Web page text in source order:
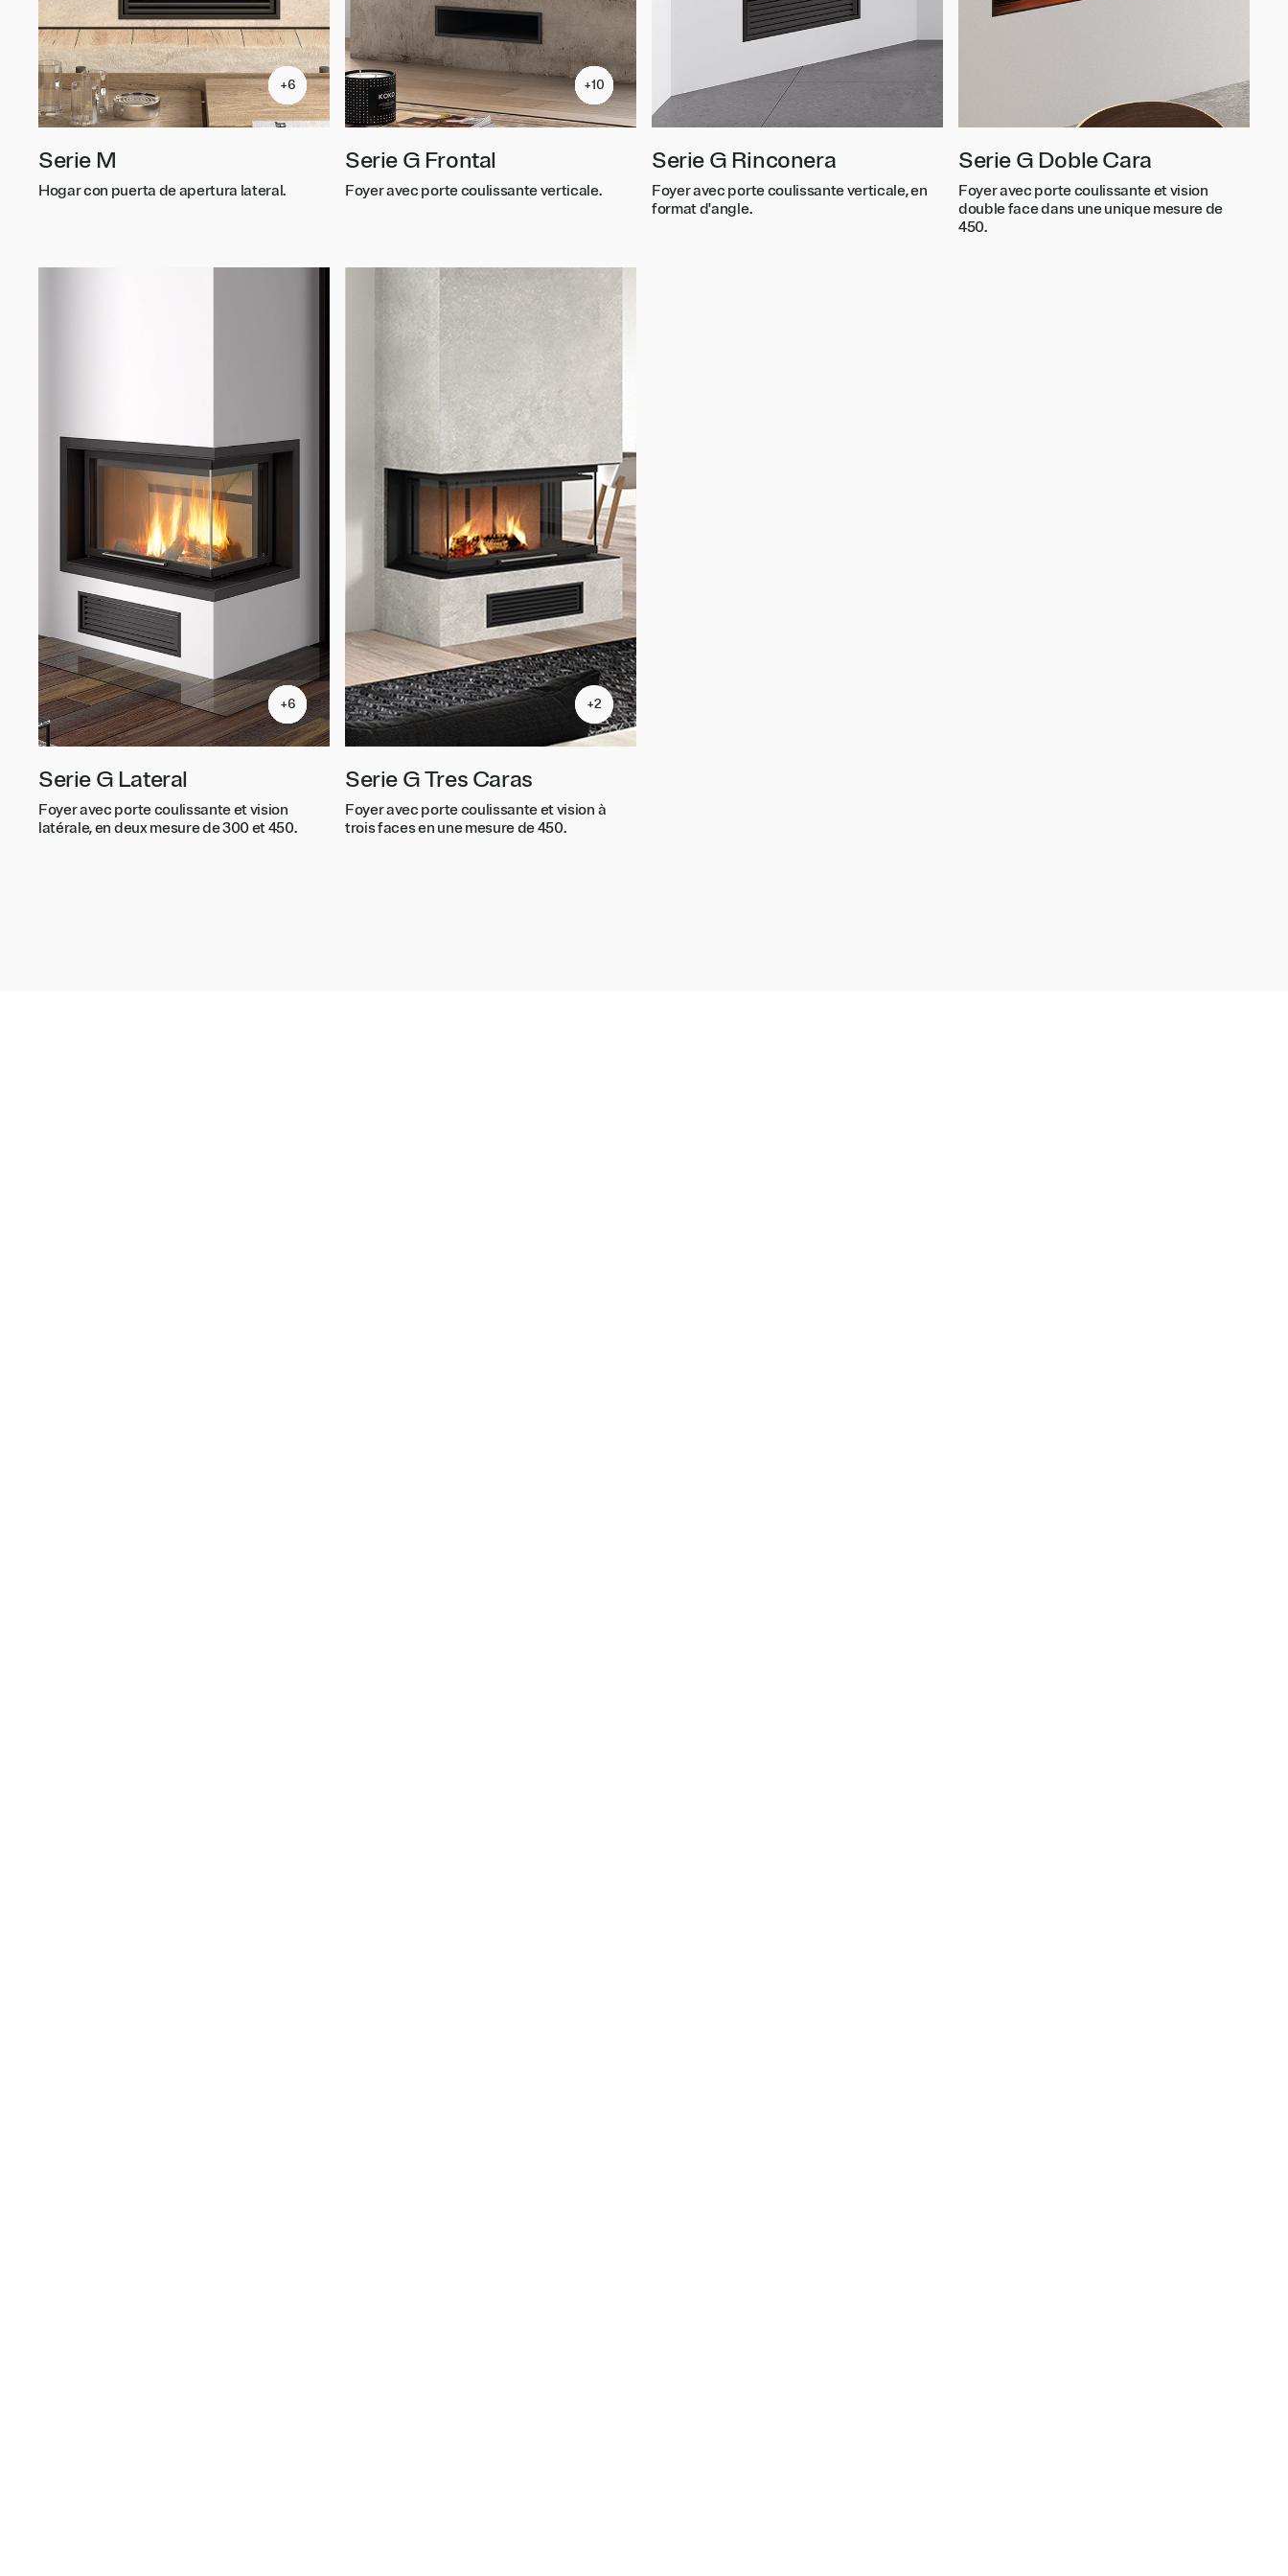
+6
+6
+6
+6
+6
+6
Serie M
Hogar con puerta de apertura lateral.
+10
+10
+10
+10
+10
+10
+10
+10
+10
+10
Serie G Frontal
Foyer avec porte coulissante verticale.
Serie G Rinconera
Foyer avec porte coulissante verticale, en
format d'angle.
Serie G Doble Cara
Foyer avec porte coulissante et vision
double face dans une unique mesure de
450.
+6
+6
+6
+6
+6
+6
Serie G Lateral
Foyer avec porte coulissante et vision
latérale, en deux mesure de 300 et 450.
+2
+2
Serie G Tres Caras
Foyer avec porte coulissante et vision à
trois faces en une mesure de 450.